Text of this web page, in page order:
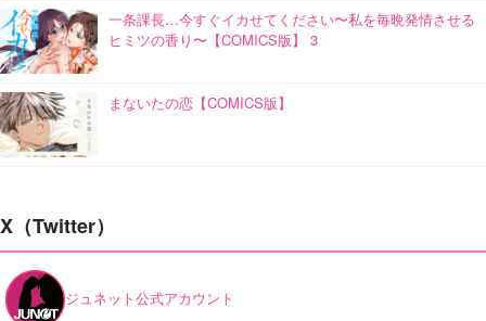
一条課長…今すぐイカせてください〜私を毎晩発情させる
ヒミツの香り〜【COMICS版】 3
まないたの恋【COMICS版】
X（Twitter）
ジュネット公式アカウント